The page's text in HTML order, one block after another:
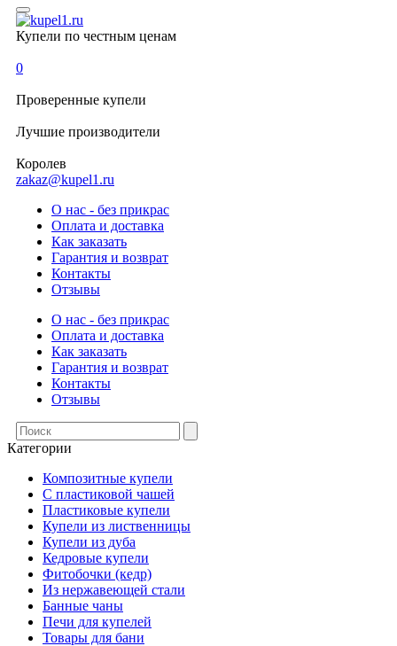
Купели по честным ценам
0
Проверенные купели
Лучшие производители
Королев
zakaz@kupel1.ru
О нас - без прикрас
Оплата и доставка
Как заказать
Гарантия и возврат
Контакты
Отзывы
О нас - без прикрас
Оплата и доставка
Как заказать
Гарантия и возврат
Контакты
Отзывы
Категории
Композитные купели
С пластиковой чашей
Пластиковые купели
Купели из лиственницы
Купели из дуба
Кедровые купели
Фитобочки (кедр)
Из нержавеющей стали
Банные чаны
Печи для купелей
Товары для бани